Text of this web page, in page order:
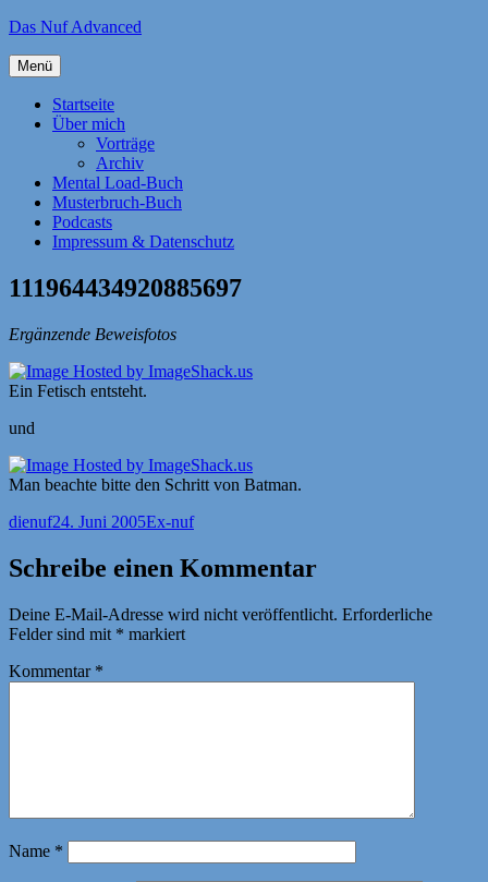
Zum
springen
Das Nuf Advanced
Menü
Startseite
Über mich
Vorträge
Archiv
Mental Load-Buch
Musterbruch-Buch
Podcasts
Impressum & Datenschutz
111964434920885697
Ergänzende Beweisfotos
Ein Fetisch entsteht.
und
Man beachte bitte den Schritt von Batman.
Autor
dienufVeröffentlicht
24. Juni 2005Kategorien
Ex-nuf
Schreibe einen Kommentar
Deine E-Mail-Adresse wird nicht veröffentlicht. Erforderliche
Felder sind mit * markiert
Kommentar *
Name *